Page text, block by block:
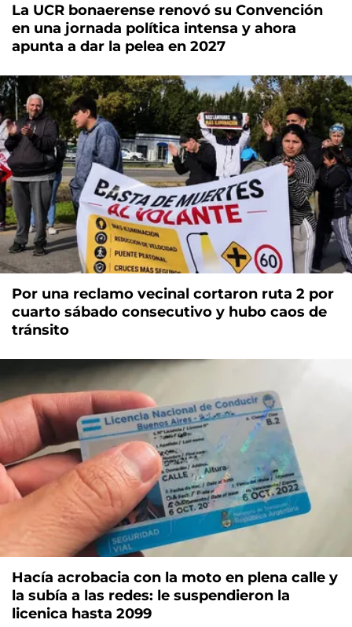
La UCR bonaerense renovó su Convención
en una jornada política intensa y ahora
apunta a dar la pelea en 2027
Por una reclamo vecinal cortaron ruta 2 por
cuarto sábado consecutivo y hubo caos de
tránsito
Hacía acrobacia con la moto en plena calle y
la subía a las redes: le suspendieron la
licenica hasta 2099